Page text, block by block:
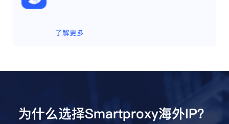
了解更多
为什么选择Smartproxy海外IP？